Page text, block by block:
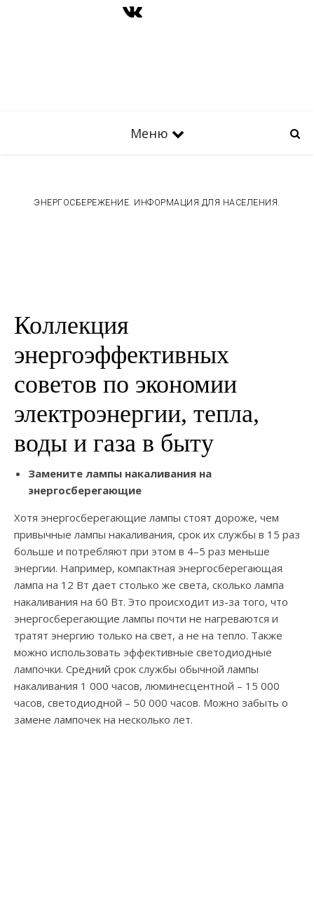
Меню
ЭНЕРГОСБЕРЕЖЕНИЕ. ИНФОРМАЦИЯ ДЛЯ НАСЕЛЕНИЯ.
Коллекция
энергоэффективных
советов по экономии
электроэнергии, тепла,
воды и газа в быту
Замените лампы накаливания на
энергосберегающие
Хотя энергосберегающие лампы стоят дороже, чем
привычные лампы накаливания, срок их службы в 15 раз
больше и потребляют при этом в 4–5 раз меньше
энергии. Например, компактная энергосберегающая
лампа на 12 Вт дает столько же света, сколько лампа
накаливания на 60 Вт. Это происходит из-за того, что
энергосберегающие лампы почти не нагреваются и
тратят энергию только на свет, а не на тепло. Также
можно использовать эффективные светодиодные
лампочки. Средний срок службы обычной лампы
накаливания 1 000 часов, люминесцентной – 15 000
часов, светодиодной – 50 000 часов. Можно забыть о
замене лампочек на несколько лет.